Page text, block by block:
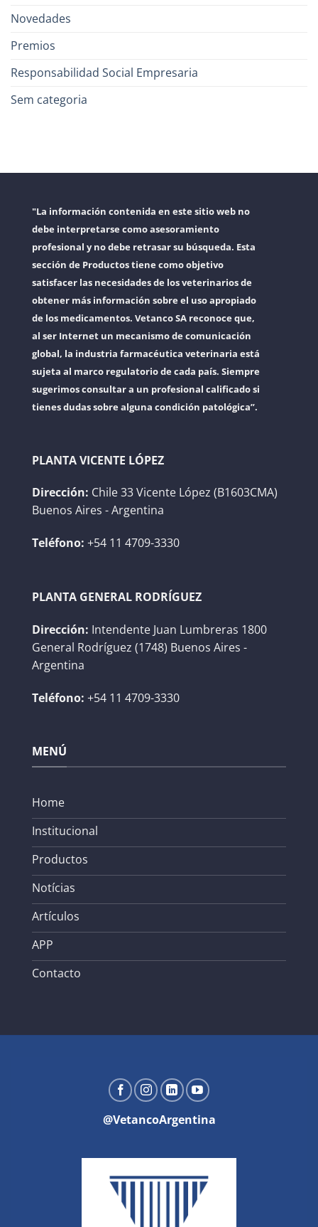
Novedades
Premios
Responsabilidad Social Empresaria
Sem categoria
"La información contenida en este sitio web no
debe interpretarse como asesoramiento
profesional y no debe retrasar su búsqueda. Esta
sección de Productos tiene como objetivo
satisfacer las necesidades de los veterinarios de
obtener más información sobre el uso apropiado
de los medicamentos. Vetanco SA reconoce que,
al ser Internet un mecanismo de comunicación
global, la industria farmacéutica veterinaria está
sujeta al marco regulatorio de cada país. Siempre
sugerimos consultar a un profesional calificado si
tienes dudas sobre alguna condición patológica”.
PLANTA VICENTE LÓPEZ
Dirección: Chile 33 Vicente López (B1603CMA)
Buenos Aires - Argentina
Teléfono: +54 11 4709-3330
PLANTA GENERAL RODRÍGUEZ
Dirección: Intendente Juan Lumbreras 1800
General Rodríguez (1748) Buenos Aires -
Argentina
Teléfono: +54 11 4709-3330
MENÚ
Home
Institucional
Productos
Notícias
Artículos
APP
Contacto
@VetancoArgentina